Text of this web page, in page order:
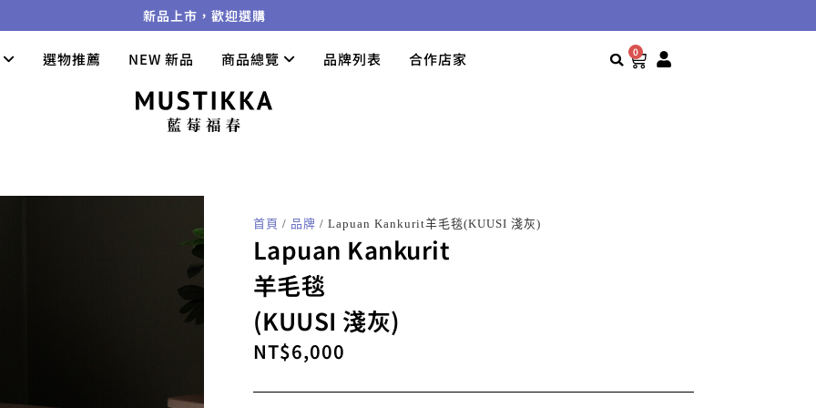
新品上市，歡迎選購
選物推薦 NEW 新品 商品總覽 品牌列表 合作店家 0
首頁 / 品牌 / Lapuan Kankurit羊毛毯(KUUSI 淺灰)
Lapuan Kankurit
羊毛毯
(KUUSI 淺灰)
NT$6,000